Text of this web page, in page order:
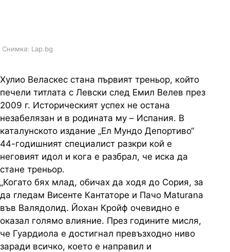
Снимка: Lap.bg
Хулио Веласкес стана първият треньор, който
печели титлата с Левски след Емил Велев през
2009 г. Историческият успех не остана
незабелязан и в родината му – Испания. В
каталунското издание „Ел Мундо Депортиво“
44-годишният специалист разкри кой е
неговият идол и кога е разбрал, че иска да
стане треньор.
„Когато бях млад, обичах да ходя до Сория, за
да гледам Висенте Кантаторе и Пачо Мaturana
във Валядолид. Йохан Кройф очевидно е
оказал голямо влияние. През годините мисля,
че Гуардиола е достигнал превъзходно ниво
заради всичко, което е направил и